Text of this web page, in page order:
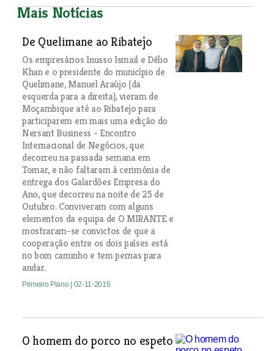
Mais Notícias
De Quelimane ao Ribatejo
Os empresários Inusso Ismail e Délio
Khan e o presidente do município de
Quelimane, Manuel Araújo (da
esquerda para a direita), vieram de
Moçambique até ao Ribatejo para
participarem em mais uma edição do
Nersant Business - Encontro
Internacional de Negócios, que
decorreu na passada semana em
Tomar, e não faltaram à cerimónia de
entrega dos Galardões Empresa do
Ano, que decorreu na noite de 25 de
Outubro. Conviveram com alguns
elementos da equipa de O MIRANTE e
mostraram-se convictos de que a
cooperação entre os dois países está
no bom caminho e tem pernas para
andar.
Primeiro Plano | 02-11-2016
O homem do porco no espeto